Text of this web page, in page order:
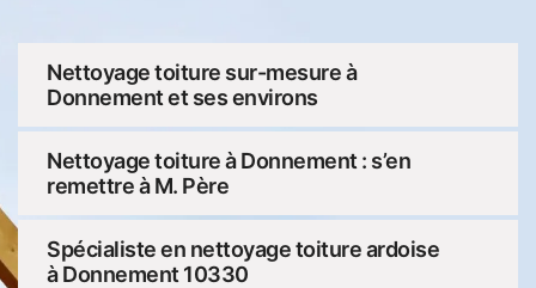
Nettoyage toiture sur-mesure à
Donnement et ses environs
Nettoyage toiture à Donnement : s’en
remettre à M. Père
Spécialiste en nettoyage toiture ardoise
à Donnement 10330